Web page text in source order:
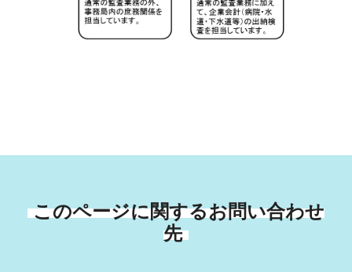
このページに関するお問い合わせ
先